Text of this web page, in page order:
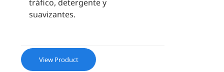
tráfico, detergente y
suavizantes.
View Product